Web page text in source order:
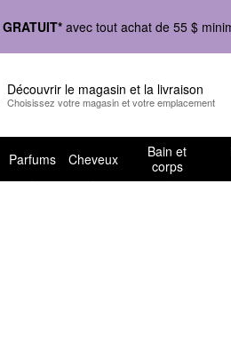
GRATUIT* avec tout achat de 55 $
Découvrir le magasin et la livraison
Choisissez votre magasin et votre emplacement
Parfums Cheveux
Bain et
corps